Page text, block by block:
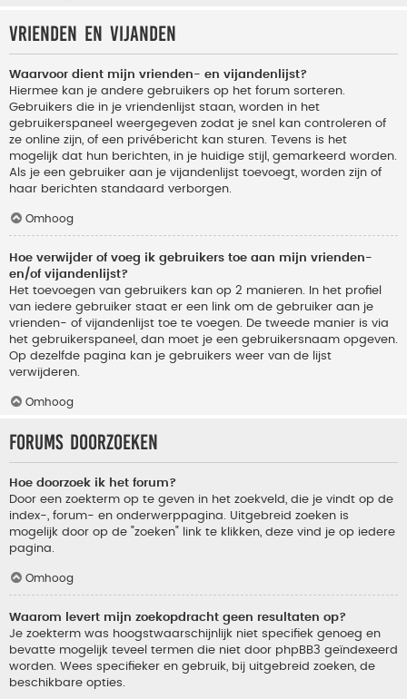
Vrienden en vijanden
Waarvoor dient mijn vrienden- en vijandenlijst?
Hiermee kan je andere gebruikers op het forum sorteren.
Gebruikers die in je vriendenlijst staan, worden in het
gebruikerspaneel weergegeven zodat je snel kan controleren of
ze online zijn, of een privébericht kan sturen. Tevens is het
mogelijk dat hun berichten, in je huidige stijl, gemarkeerd worden.
Als je een gebruiker aan je vijandenlijst toevoegt, worden zijn of
haar berichten standaard verborgen.
Omhoog
Hoe verwijder of voeg ik gebruikers toe aan mijn vrienden-
en/of vijandenlijst?
Het toevoegen van gebruikers kan op 2 manieren. In het profiel
van iedere gebruiker staat er een link om de gebruiker aan je
vrienden- of vijandenlijst toe te voegen. De tweede manier is via
het gebruikerspaneel, dan moet je een gebruikersnaam opgeven.
Op dezelfde pagina kan je gebruikers weer van de lijst
verwijderen.
Omhoog
Forums doorzoeken
Hoe doorzoek ik het forum?
Door een zoekterm op te geven in het zoekveld, die je vindt op de
index-, forum- en onderwerppagina. Uitgebreid zoeken is
mogelijk door op de "zoeken" link te klikken, deze vind je op iedere
pagina.
Omhoog
Waarom levert mijn zoekopdracht geen resultaten op?
Je zoekterm was hoogstwaarschijnlijk niet specifiek genoeg en
bevatte mogelijk teveel termen die niet door phpBB3 geïndexeerd
worden. Wees specifieker en gebruik, bij uitgebreid zoeken, de
beschikbare opties.